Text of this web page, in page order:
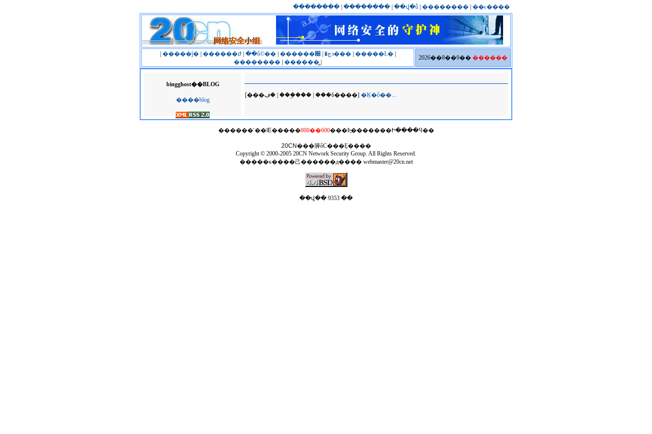
�������� �������� ��վ�ṹ �������� ��ϵ����
�����ĵ�| ������ժ| ��ȫ©��| ������԰ �ڿͽ���| �����Ŀ�|
�������� ������̳
2026��8��9�� ������
bingghost��BLOG
����blog
[���ڣ� | ���ۣ��� | ���δ����] �Ķ�ȫ��...
������ʹ��IE�����800��600���Ϸֱ�������Ի����Ч��
20CN���簲ȫС���Ȩ����
Copyright © 2000-2005 20CN Network Security Group. All Rights Reserved.
�����κ����⼰������д���� webmaster@20cn.net
��վ�� 9353 ��